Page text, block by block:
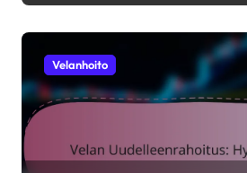
Velanhoito